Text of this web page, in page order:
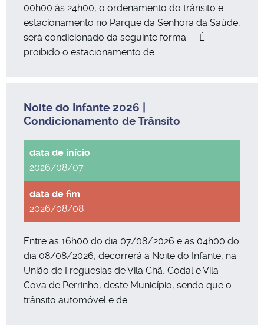
00h00 às 24h00, o ordenamento do trânsito e
estacionamento no Parque da Senhora da Saúde,
será condicionado da seguinte forma: - É
proibido o estacionamento de ...
Noite do Infante 2026 |
Condicionamento de Trânsito
2026/08/07
2026/08/08
Entre as 16h00 do dia 07/08/2026 e as 04h00 do
dia 08/08/2026, decorrerá a Noite do Infante, na
União de Freguesias de Vila Chã, Codal e Vila
Cova de Perrinho, deste Município, sendo que o
trânsito automóvel e de ...